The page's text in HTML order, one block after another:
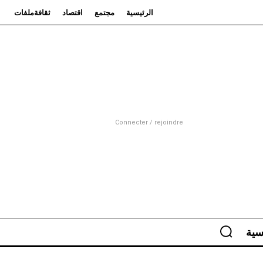
الرئيسية مجتمع اقتصاد ثقافةملفات
Connecter / rejoindre